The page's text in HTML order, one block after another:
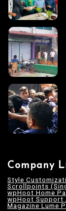
Company
Style
Scrollpoints
wpHoot Home
wpHoot Support
Magazine Lume